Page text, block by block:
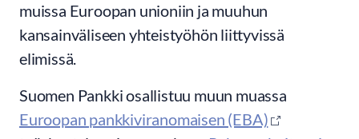
muissa Euroopan unioniin ja muuhun
kansainväliseen yhteistyöhön liittyvissä
elimissä.
Suomen Pankki osallistuu muun muassa
Euroopan pankkiviranomaisen (EBA)